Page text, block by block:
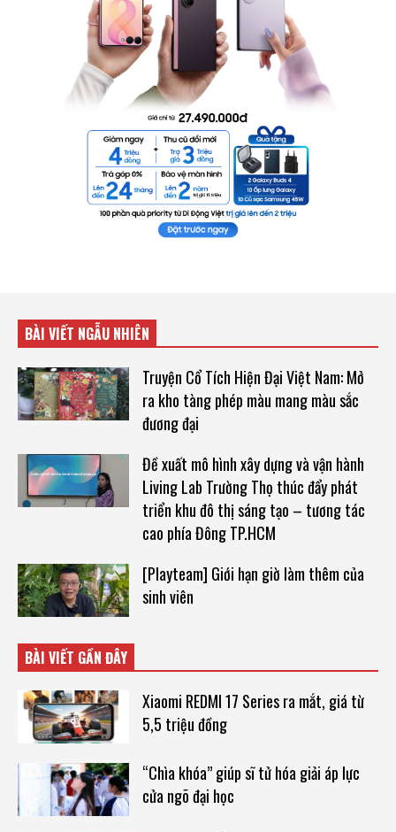
BÀI VIẾT NGẪU NHIÊN
Truyện Cổ Tích Hiện Đại Việt Nam: Mở
ra kho tàng phép màu mang màu sắc
đương đại
Đề xuất mô hình xây dựng và vận hành
Living Lab Trường Thọ thúc đẩy phát
triển khu đô thị sáng tạo – tương tác
cao phía Đông TP.HCM
[Playteam] Giới hạn giờ làm thêm của
sinh viên
BÀI VIẾT GẦN ĐÂY
Xiaomi REDMI 17 Series ra mắt, giá từ
5,5 triệu đồng
“Chìa khóa” giúp sĩ tử hóa giải áp lực
cửa ngõ đại học